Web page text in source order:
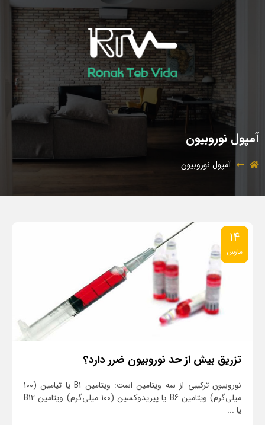
آمپول نوروبیون
آمپول نوروبیون
14
مارس
تزریق بیش ‌از حد نوروبیون ضرر دارد؟
نوروبیون ترکیبی از سه ویتامین است: ویتامین B1 یا تیامین (100
میلی‌گرم) ویتامین B6 یا پیریدوکسین (100 میلی‌گرم) ویتامین B12
یا ...